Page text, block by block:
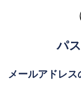
パ
メールアドレス